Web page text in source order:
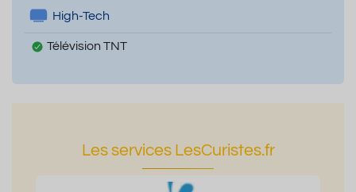
High-Tech
Télévision TNT
Les services LesCuristes.fr